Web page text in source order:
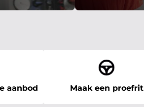
aanbod Maak een proefrit